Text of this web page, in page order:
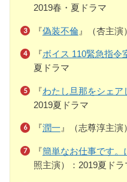
2019春・夏ドラマ
『偽装不倫』（杏主演
『ボイス 110緊急指令
夏ドラマ
『わたし旦那をシェア
2019夏ドラマ
『潤一 』（志尊淳主
『簡単なお仕事です。
照主演）：2019夏ドラ